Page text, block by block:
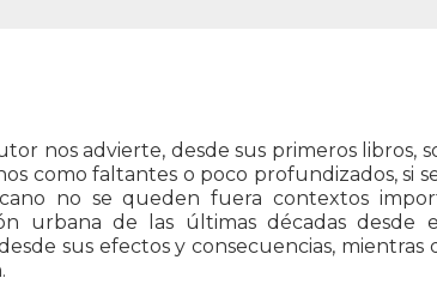
nos advierte, desde sus primeros libros,
como faltantes o poco profundizados, si
no se queden fuera contextos
urbana de las últimas décadas desde
sus efectos y consecuencias, mientras